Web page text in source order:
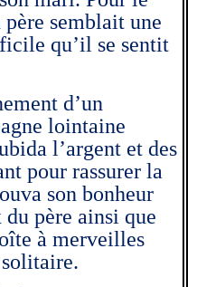
père semblait une
qu’il se sentit
d’un
lointaine
l’argent et des
pour rassurer la
son bonheur
père ainsi que
à merveilles